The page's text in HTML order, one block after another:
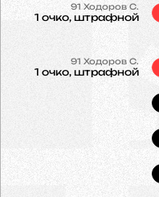
91 Ходоров С.
1 очко, штрафной
91 Ходоров С.
1 очко, штрафной